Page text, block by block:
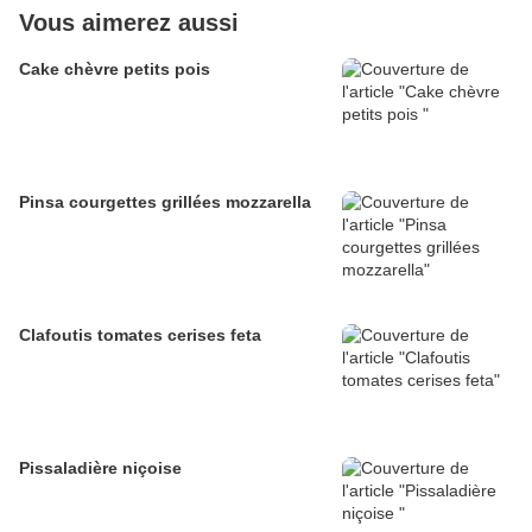
Vous aimerez aussi
Cake chèvre petits pois
Pinsa courgettes grillées mozzarella
Clafoutis tomates cerises feta
Pissaladière niçoise